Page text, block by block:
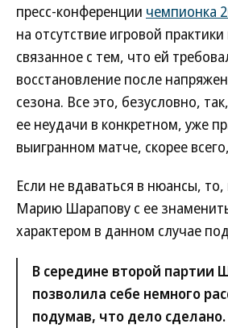
пресс-конференции чемпионка
на отсутствие игровой
связанное с тем, что ей
восстановление после
сезона. Все это, безусловно,
ее неудачи в конкретном, уже
выигранном матче, скорее
Если не вдаваться в нюансы, то,
Марию Шарапову с ее
характером в данном случае
В середине второй партии
позволила себе немного
подумав, что дело